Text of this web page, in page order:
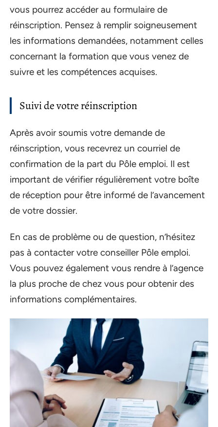
vous pourrez accéder au formulaire de
réinscription. Pensez à remplir soigneusement
les informations demandées, notamment celles
concernant la formation que vous venez de
suivre et les compétences acquises.
Suivi de votre réinscription
Après avoir soumis votre demande de
réinscription, vous recevrez un courriel de
confirmation de la part du Pôle emploi. Il est
important de vérifier régulièrement votre boîte
de réception pour être informé de l’avancement
de votre dossier.
En cas de problème ou de question, n’hésitez
pas à contacter votre conseiller Pôle emploi.
Vous pouvez également vous rendre à l’agence
la plus proche de chez vous pour obtenir des
informations complémentaires.